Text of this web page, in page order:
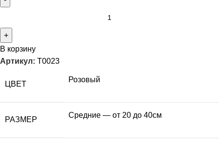
В корзину
Артикул: T0023
ЦВЕТ
Розовый
РАЗМЕР
Средние — от 20 до 40см